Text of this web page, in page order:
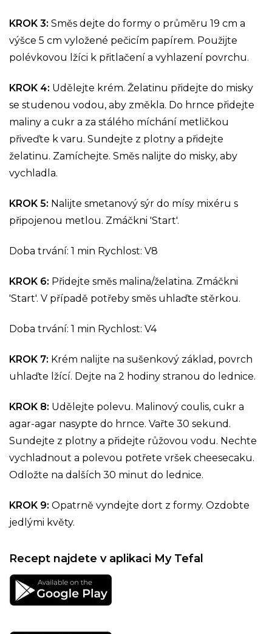
KROK 3: Směs dejte do formy o průměru 19 cm a
výšce 5 cm vyložené pečicím papírem. Použijte
polévkovou lžíci k přitlačení a vyhlazení povrchu.
KROK 4: Udělejte krém. Želatinu přidejte do misky
se studenou vodou, aby změkla. Do hrnce přidejte
maliny a cukr a za stálého míchání metličkou
přiveďte k varu. Sundejte z plotny a přidejte
želatinu. Zamíchejte. Směs nalijte do misky, aby
vychladla.
KROK 5: Nalijte smetanový sýr do mísy mixéru s
připojenou metlou. Zmáčkni 'Start'.
Doba trvání: 1 min Rychlost: V8
KROK 6: Přidejte směs malina/želatina. Zmáčkni
'Start'. V případě potřeby směs uhlaďte stěrkou.
Doba trvání: 1 min Rychlost: V4
KROK 7: Krém nalijte na sušenkový základ, povrch
uhlaďte lžící. Dejte na 2 hodiny stranou do lednice.
KROK 8: Udělejte polevu. Malinový coulis, cukr a
agar-agar nasypte do hrnce. Vařte 30 sekund.
Sundejte z plotny a přidejte růžovou vodu. Nechte
vychladnout a polevou potřete vršek cheesecaku.
Odložte na dalších 30 minut do lednice.
KROK 9: Opatrně vyndejte dort z formy. Ozdobte
jedlými květy.
Recept najdete v aplikaci My Tefal